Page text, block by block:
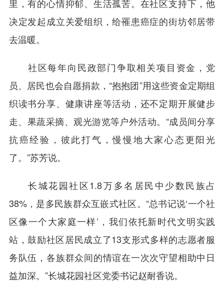
里，有的心情抑郁、生活孤苦。在社区支持下，他
决定发起成立关爱组织，给罹患癌症的街坊邻居带
去温暖。
社区每年向民政部门争取相关项目资金，党
员、居民也会自愿捐款，“抱抱团”用这些资金定期组
织读书分享、健康讲座等活动，还不定期开展健步
走、果蔬采摘、观光游览等户外活动。“成员间分享
抗癌经验，彼此打气，慢慢地大家心态更阳光
了。”苏芳说。
长城花园社区1.8万多名居民中少数民族占
38%，是多民族群众互嵌式社区。“总书记说‘一个社
区像一个大家庭一样’，我们依托新时代文明实践
站，鼓励社区居民成立了13支形式多样的志愿者服
务队伍，各族群众间的情谊在一次次守望相助中日
益加深。”长城花园社区党委书记赵耐香说。